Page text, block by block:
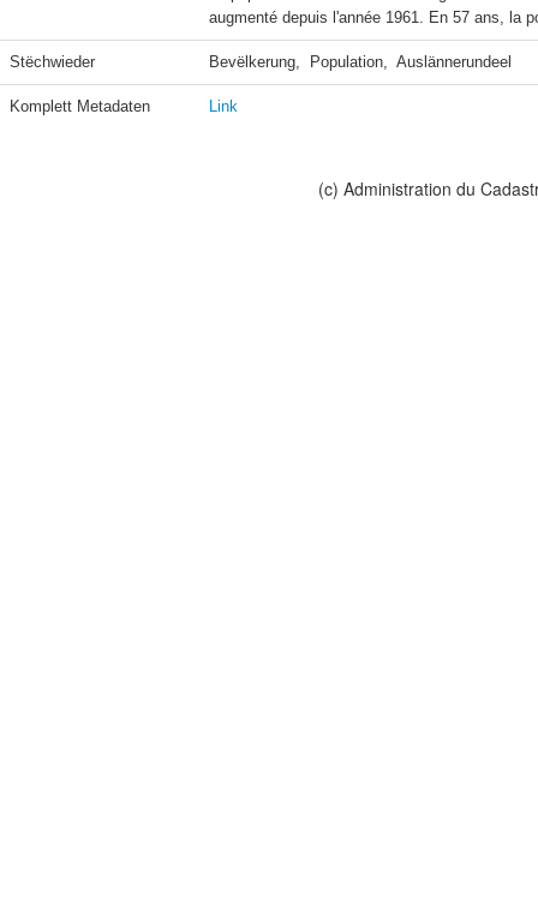
Stëchwieder Bevëlkerung,  Population,  Auslännerundeel
Komplett Metadaten Link
(c) Administration du